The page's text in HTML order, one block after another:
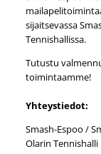
sijaitsevassa
Tennishallissa.
Tutustu
toimintaamme!
Yhteystiedot:
Smash-Espoo /
Olarin Tennishalli